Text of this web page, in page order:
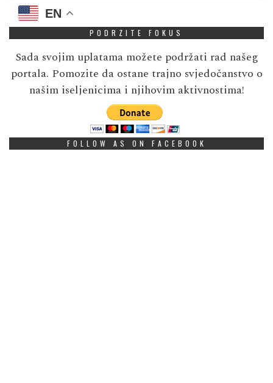
EN
PODRZITE FOKUS
Sada svojim uplatama možete podržati rad našeg
portala. Pomozite da ostane trajno svjedočanstvo o
našim iseljenicima i njihovim aktivnostima!
FOLLOW AS ON FACEBOOK